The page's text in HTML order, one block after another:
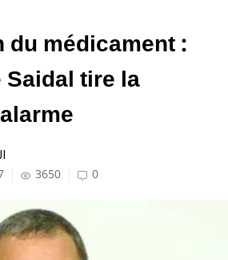
médicament :
Saidal tire la
3650 0